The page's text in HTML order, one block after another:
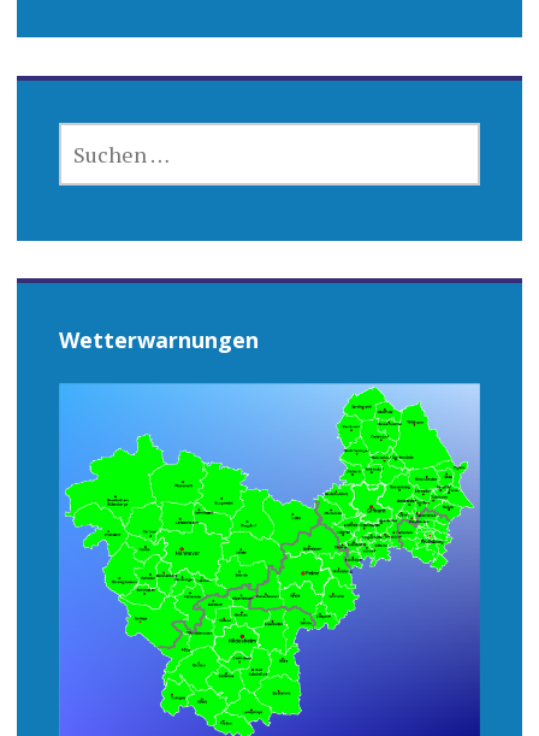
NACH:
Wetterwarnungen